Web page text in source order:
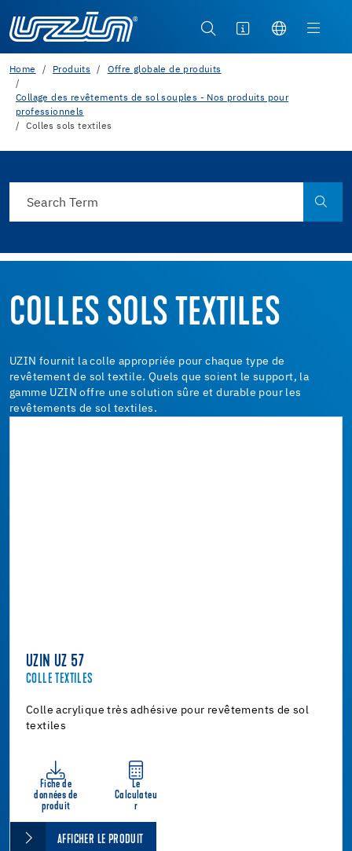
Home Produits Offre globale de produits
Collage des revêtements de sol souples - Nos produits pour
professionnels
Colles sols textiles
COLLES SOLS TEXTILES
UZIN fournit la colle appropriée pour chaque type de
revêtement de sol textile. Quels que soient le support, la
gamme UZIN offre une solution sûre et durable pour les
revêtements de sol textiles.
UZIN UZ 57
COLLE TEXTILES
Colle acrylique très adhésive pour revêtements de sol
textiles
Fiche de
données de
produit
Le
Calculateu
r
AFFICHER LE PRODUIT